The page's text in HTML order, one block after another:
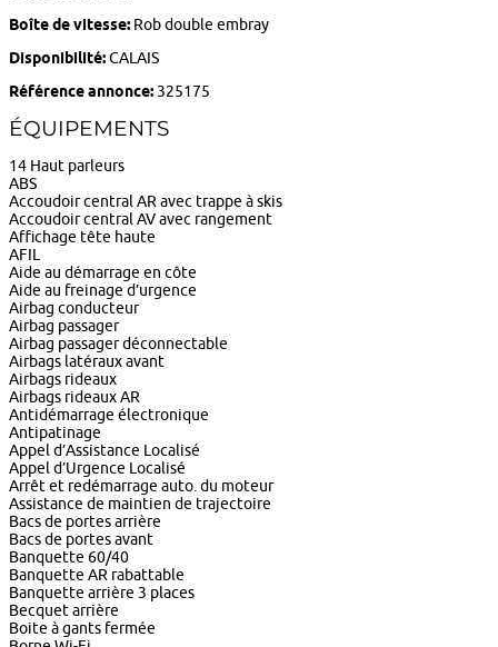
Boîte de vitesse: Rob double embray
Disponibilité:CALAIS
Référence annonce: 325175
ÉQUIPEMENTS
14 Haut parleurs
ABS
Accoudoir central AR avec trappe à skis
Accoudoir central AV avec rangement
Affichage tête haute
AFIL
Aide au démarrage en côte
Aide au freinage d’urgence
Airbag conducteur
Airbag passager
Airbag passager déconnectable
Airbags latéraux avant
Airbags rideaux
Airbags rideaux AR
Antidémarrage électronique
Antipatinage
Appel d’Assistance Localisé
Appel d’Urgence Localisé
Arrêt et redémarrage auto. du moteur
Assistance de maintien de trajectoire
Bacs de portes arrière
Bacs de portes avant
Banquette 60/40
Banquette AR rabattable
Banquette arrière 3 places
Becquet arrière
Boite à gants fermée